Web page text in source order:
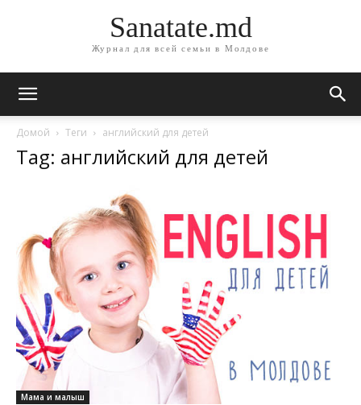
Sanatate.md
Журнал для всей семьи в Молдове
Домой Теги английский для детей
Tag: английский для детей
Мама и малыш